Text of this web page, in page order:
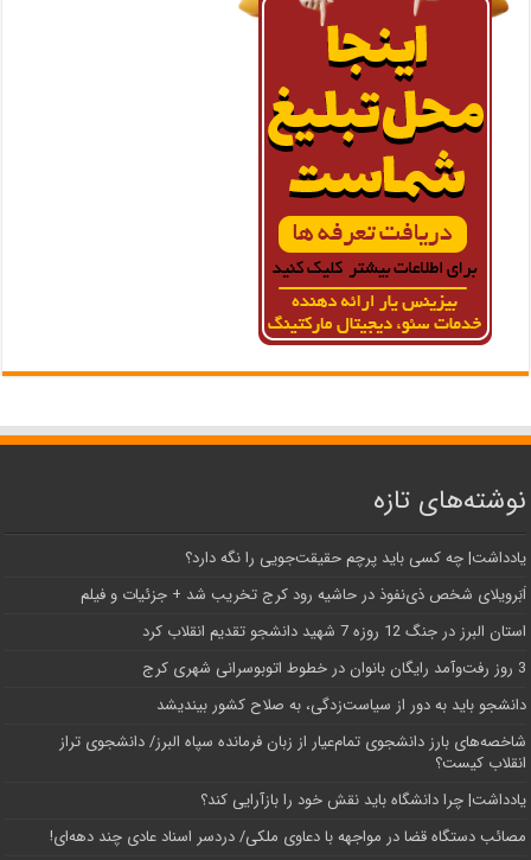
نوشته‌های تازه
یادداشت| ‌چه کسی باید پرچم حقیقت‌جویی را نگه دارد؟
اَبَر‌ویلای شخص ذی‌نفوذ در حاشیه‌ رود کرج تخریب شد + جزئیات و فیلم
استان البرز در جنگ 12 روزه 7 شهید دانشجو تقدیم انقلاب کرد
3 روز رفت‌وآمد رایگان بانوان در خطوط اتوبوسرانی شهری کرج
دانشجو باید به دور از سیاست‌زدگی، به صلاح کشور بیندیشد
شاخصه‌های بارز دانشجوی تمام‌عیار از زبان فرمانده سپاه البرز/ دانشجوی تراز
انقلاب کیست؟
یادداشت| چرا دانشگاه باید نقش خود را بازآرایی کند؟
مصائب دستگاه قضا در مواجهه با دعاوی ملکی/ دردسر اسناد عادی چند‌ دهه‌ای!